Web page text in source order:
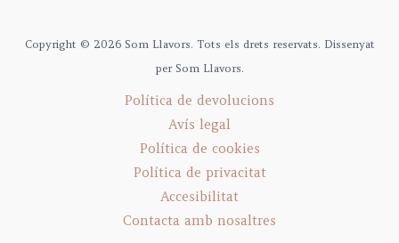
Copyright © 2026 Som Llavors. Tots els drets reservats. Dissenyat
per Som Llavors.
Política de devolucions
Avís legal
Política de cookies
Política de privacitat
Accesibilitat
Contacta amb nosaltres